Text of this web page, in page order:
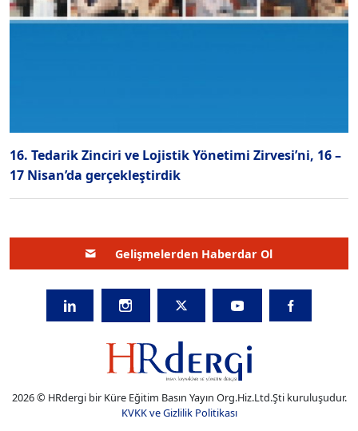
16. Tedarik Zinciri ve Lojistik Yönetimi Zirvesi’ni, 16 –
17 Nisan’da gerçekleştirdik
Gelişmelerden Haberdar Ol
2026 © HRdergi bir Küre Eğitim Basın Yayın Org.Hiz.Ltd.Şti kuruluşudur.
KVKK ve Gizlilik Politikası